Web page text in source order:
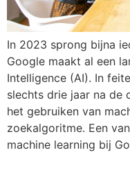
In 2023 sprong bijna
Google maakt al een
Intelligence (AI). In
slechts drie jaar na de
het gebruiken van
zoekalgoritme. Een
machine learning bij